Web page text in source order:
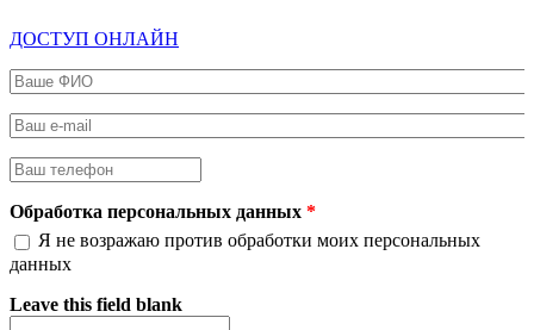
ДОСТУП ОНЛАЙН
Ваше ФИО
Ваш e-mail
Ваш телефон
Обработка персональных данных *
Я не возражаю против обработки моих персональных
данных
Leave this field blank